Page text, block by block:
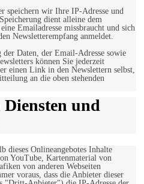
speichern wir Ihre IP-Adresse und
dient alleine dem
Emailadresse missbraucht und sich
Newsletterempfang anmeldet.
Daten, der Email-Adresse sowie
können Sie jederzeit
einen Link in den Newslettern selbst,
an die oben stehenden
und
dieses Onlineangebotes Inhalte
YouTube, Kartenmaterial von
von anderen Webseiten
voraus, dass die Anbieter dieser